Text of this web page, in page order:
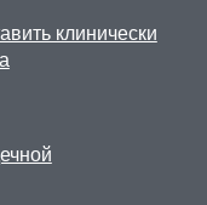
клинически